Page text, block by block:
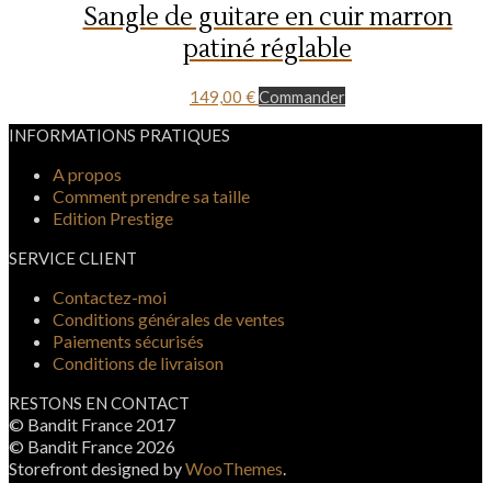
Sangle de guitare en cuir marron
patiné réglable
149,00 €Commander
INFORMATIONS PRATIQUES
A propos
Comment prendre sa taille
Edition Prestige
SERVICE CLIENT
Contactez-moi
Conditions générales de ventes
Paiements sécurisés
Conditions de livraison
RESTONS EN CONTACT
© Bandit France 2017
© Bandit France 2026
Storefront designed byWooThemes